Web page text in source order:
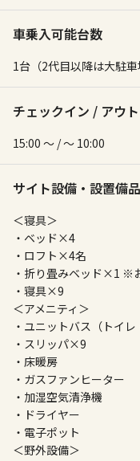
車乗入可能台数
1台（2代目以降は大駐車
チェックイン / アウト
15:00 〜 / 〜 10:00
サイト設備・設置備品
＜寝具＞
・ベッド×4
・ロフト×4名
・折り畳みベッド×1 ※
・寝具×9
＜アメニティ＞
・ユニットバス（トイレ
・スリッパ×9
・床暖房
・ガスファンヒーター
・加湿空気清浄機
・ドライヤー
・電子ポット
＜野外設備＞